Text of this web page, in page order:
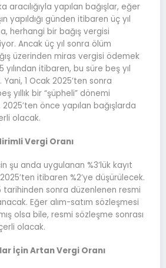
aracılığıyla yapılan bağışlar, eğer
yapıldığı günden itibaren üç yıl
herhangi bir bağış vergisi
Ancak üç yıl sonra ölüm
üzerinden miras vergisi ödemek
yılından itibaren, bu süre beş yıl
1 Ocak 2025’ten sonra
yıllık bir “şüpheli” dönemi
2025’ten önce yapılan bağışlarda
olacak.
Vergi Oranı
şu anda uygulanan %3’lük kayıt
itibaren %2’ye düşürülecek.
tarihinden sonra düzenlenen resmi
Eğer alım-satım sözleşmesi
olsa bile, resmi sözleşme sonrası
olacak.
İçin Artan Vergi Oranı